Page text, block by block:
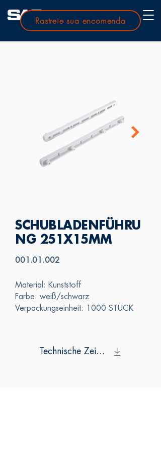
Rastreie sua encomenda
SCHUBLADENFÜHRU
NG 251X15MM
001.01.002
Material: Kunststoff
Farbe: weiß/schwarz
Verpackungseinheit: 1000 STÜCK
Technische Zeichnung